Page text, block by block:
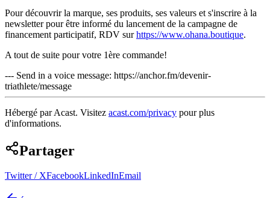
Pour découvrir la marque, ses produits, ses valeurs et s'inscrire à la
newsletter pour être informé du lancement de la campagne de
financement participatif, RDV surhttps://www.ohana.boutique.
A tout de suite pour votre 1ère commande!
--- Send in a voice message: https://anchor.fm/devenir-
triathlete/message
Hébergé par Acast. Visitez acast.com/privacy pour plus
d'informations.
Partager
Twitter / XFacebookLinkedInEmail